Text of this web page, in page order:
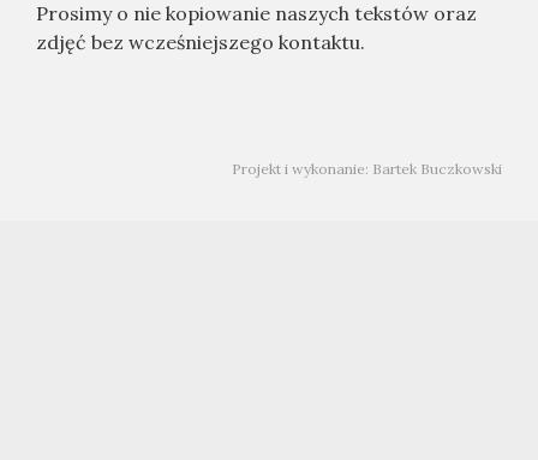
Prosimy o nie kopiowanie naszych tekstów oraz
zdjęć bez wcześniejszego kontaktu.
Projekt i wykonanie: Bartek Buczkowski